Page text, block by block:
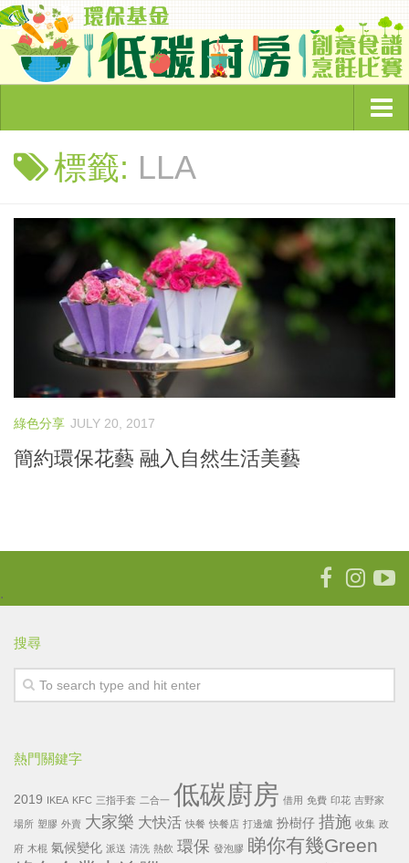
主頁
頻道簡介
環保節目
奇怪的環保故事
綠色企業大追蹤
睇你有幾Green
低碳廚房
環保資訊
樹仔日記
綠色分享
標籤: LLA
綠色分享 JULY 20, 2017
簡約環保花藝 融入自然生活美藝
.
搜尋
熱門關鍵字
2019 IKEA KFC 三指手套 二合一 低碳廚房 借用 免費 印花 吉野家
場所 塑膠 外賣 大家樂 大快活 快餐 快餐店 打邊爐 扮樹仔 措施 收集 政
府 木棍 氣候變化 派送 清洗 熱飲 環保 發泡膠 睇你有幾Green